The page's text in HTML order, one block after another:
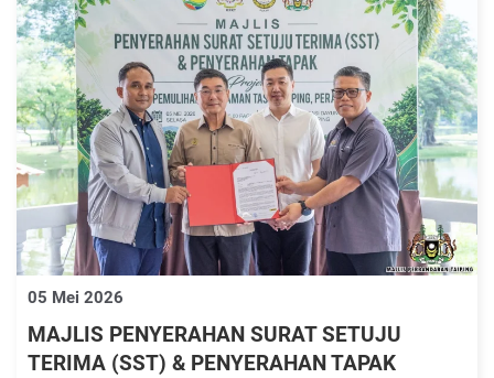
05 Mei 2026
MAJLIS PENYERAHAN SURAT SETUJU
TERIMA (SST) & PENYERAHAN TAPAK